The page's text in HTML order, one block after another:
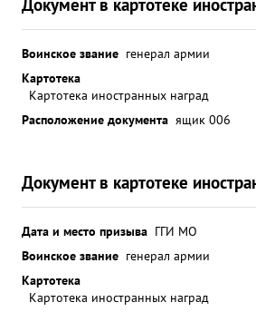
Воинское звание генерал армии
Картотека
Картотека иностранных наград
Расположение документа ящик 006
Документ в картотеке
Дата и место призыва ГГИ МО
Воинское звание генерал армии
Картотека
Картотека иностранных наград